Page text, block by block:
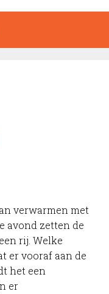
verwarmen met
avond zetten de
rij. Welke
er vooraf aan de
het een
er